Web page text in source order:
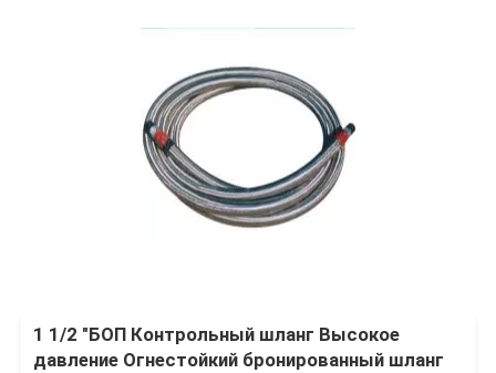
1 1/2 "БОП Контрольный шланг Высокое
давление Огнестойкий бронированный шланг